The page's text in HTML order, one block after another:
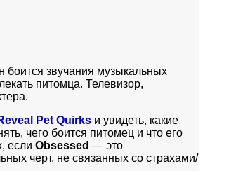
звучания музыкальных
питомца. Телевизор,
Pet Quirks и увидеть, какие
чего боится питомец и что его
если Obsessed — это
черт, не связанных со страхами/